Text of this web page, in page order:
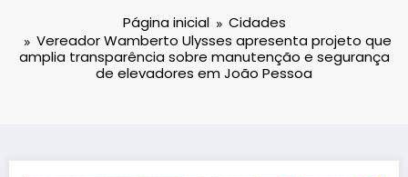
Página inicial
Cidades
Vereador Wamberto Ulysses apresenta projeto que
amplia transparência sobre manutenção e segurança
de elevadores em João Pessoa